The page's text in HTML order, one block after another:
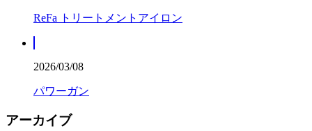
ReFa トリートメントアイロン
2026/03/08
パワーガン
アーカイブ